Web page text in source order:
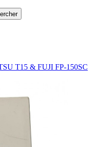
T15 & FUJI FP-150SC